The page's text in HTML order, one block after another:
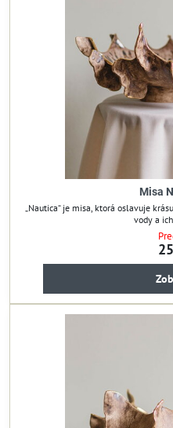
Misa
„Nautica“ je misa, ktorá oslavuje
vody a